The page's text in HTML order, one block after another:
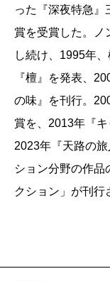
字が並んでい
としかわから
化したかがわ
ン、絵柄がそ
で突然出現す
美しさが一発で
たずらにスペ
と我慢。漢字
本書を開いて確
語り口は、こ
す。特に航平
う一人のボクサ
ィクション、『
平は、サーフ
ンとしても成功
れる人間です
に、彼はそん
きない空虚感の
きることがで
った『深夜特急』
賞を受賞した。ノ
し続け、1995年
『檀』を発表、
の味』を刊行。
賞を、2013年『
2023年『天路の
ション分野の作品
クション」が刊行